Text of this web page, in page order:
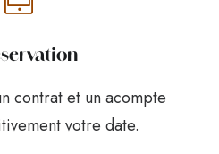
contrat et un acompte
votre date.